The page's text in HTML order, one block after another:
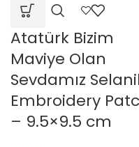
Atatürk Bizim
Maviye Olan
Sevdamız
Embroidery
– 9.5×9.5 cm